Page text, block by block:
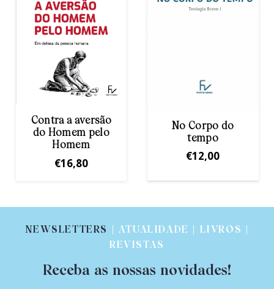
No Corpo do
tempo
€ 12,00
Alegria e
Misericórdia
€14,00
NEWSLETTERS
| ATUALIDADE | LIVROS |
REVISTAS
Receba as nossas novidades!